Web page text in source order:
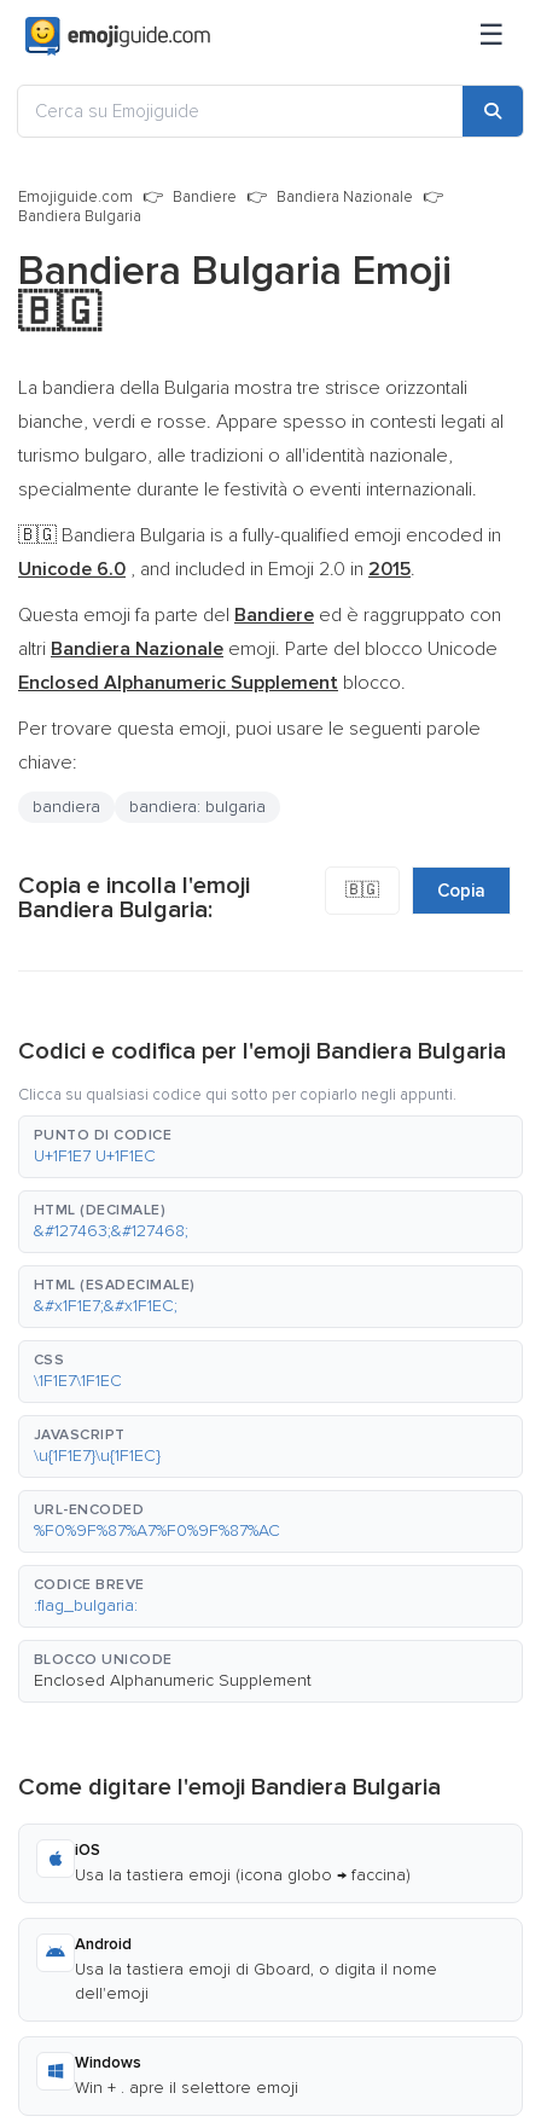
☰
Emojiguide.com Bandiere
Bandiera Nazionale
Bandiera Bulgaria
Bandiera Bulgaria Emoji
🇧🇬
La bandiera della Bulgaria mostra tre strisce orizzontali
bianche, verdi e rosse. Appare spesso in contesti legati al
turismo bulgaro, alle tradizioni o all'identità nazionale,
specialmente durante le festività o eventi internazionali.
🇧🇬 Bandiera Bulgaria is a fully-qualified emoji encoded in
Unicode 6.0 , and included in Emoji 2.0 in 2015.
Questa emoji fa parte del Bandiere ed è raggruppato con
altri Bandiera Nazionale emoji. Parte del blocco Unicode
Enclosed Alphanumeric Supplement blocco.
Per trovare questa emoji, puoi usare le seguenti parole
chiave:
bandiera bandiera: bulgaria
Copia e incolla l'emoji
Bandiera Bulgaria:
🇧🇬 Copia
Codici e codifica per l'emoji Bandiera Bulgaria
Clicca su qualsiasi codice qui sotto per copiarlo negli appunti.
PUNTO DI CODICE
U+1F1E7 U+1F1EC
HTML (DECIMALE)
&#127463;&#127468;
HTML (ESADECIMALE)
&#x1F1E7;&#x1F1EC;
CSS
\1F1E7\1F1EC
JAVASCRIPT
\u{1F1E7}\u{1F1EC}
URL-ENCODED
%F0%9F%87%A7%F0%9F%87%AC
CODICE BREVE
:flag_bulgaria:
BLOCCO UNICODE
Enclosed Alphanumeric Supplement
Come digitare l'emoji Bandiera Bulgaria
iOS
Usa la tastiera emoji (icona globo → faccina)
Android
Usa la tastiera emoji di Gboard, o digita il nome
dell'emoji
Windows
Win + . apre il selettore emoji